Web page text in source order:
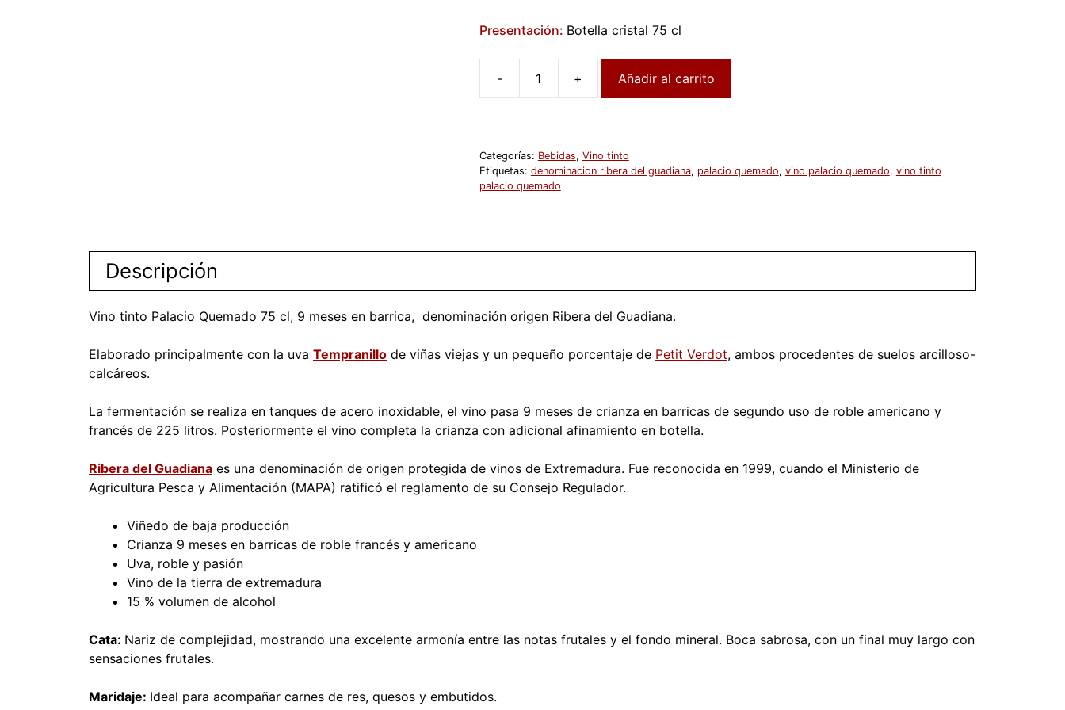
Presentación: Botella cristal 75 cl
Palacio
crianza
75
Añadir al carrito
Categorías: Bebidas, Vino tinto
Etiquetas: denominacion ribera del guadiana, palacio quemado, vino palacio quemado, vino tinto
palacio quemado
Descripción
Vino tinto Palacio Quemado 75 cl, 9 meses en barrica, denominación origen Ribera del Guadiana.
Elaborado principalmente con la uva Tempranillo de viñas viejas y un pequeño porcentaje de Petit Verdot, ambos procedentes de suelos arcilloso-
calcáreos.
La fermentación se realiza en tanques de acero inoxidable, el vino pasa 9 meses de crianza en barricas de segundo uso de roble americano y
francés de 225 litros. Posteriormente el vino completa la crianza con adicional afinamiento en botella.
Ribera del Guadiana es una denominación de origen protegida de vinos de Extremadura. Fue reconocida en 1999, cuando el Ministerio de
Agricultura Pesca y Alimentación (MAPA) ratificó el reglamento de su Consejo Regulador.
Viñedo de baja producción
Crianza 9 meses en barricas de roble francés y americano
Uva, roble y pasión
Vino de la tierra de extremadura
15 % volumen de alcohol
Cata: Nariz de complejidad, mostrando una excelente armonía entre las notas frutales y el fondo mineral. Boca sabrosa, con un final muy largo con
sensaciones frutales.
Maridaje: Ideal para acompañar carnes de res, quesos y embutidos.